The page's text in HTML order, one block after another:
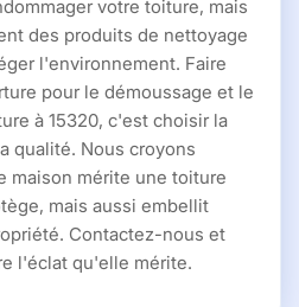
votre toiture, mais
des produits de nettoyage
l'environnement. Faire
pour le démoussage et le
à 15320, c'est choisir la
qualité. Nous croyons
maison mérite une toiture
mais aussi embellit
Contactez-nous et
l'éclat qu'elle mérite.